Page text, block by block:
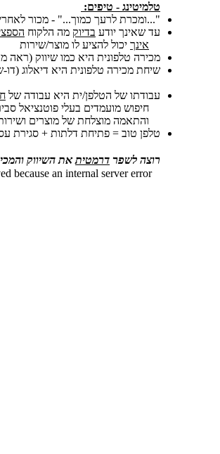
טלמיטינג - טיפים:
"...ומכרת לרעך כמוך..." - מכור
עד שאינך יודע בדיוק מה הלקוח
אינך יכול להציע לו מוצר/שירות
מכירה טלפונית היא כמו שיווק (ראה מאמרי
שיחת מכירה טלפונית היא דיאלוג
עבודתו של הטלפן/ית היא עבודה של
חיפוש מועמדים בעלי פוטנציאל
והתאמה מוצלחת של מוצרים
טלפן טוב = פתיחת דלתות + סגירת
רוצה לשפר דרמטיתאת השיווק